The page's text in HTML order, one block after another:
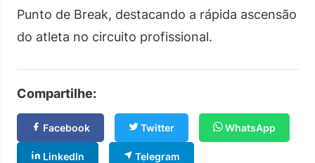
Punto de Break, destacando a rápida ascensão
do atleta no circuito profissional.
Compartilhe:
Facebook Twitter WhatsApp
LinkedIn Telegram